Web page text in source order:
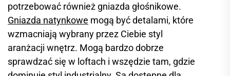
potrzebować również gniazda głośnikowe.
Gniazda natynkowe mogą być detalami, które
wzmacniają wybrany przez Ciebie styl
aranżacji wnętrz. Mogą bardzo dobrze
sprawdzać się w loftach i wszędzie tam, gdzie